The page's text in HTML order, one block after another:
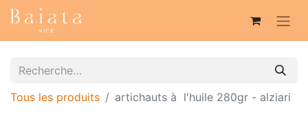
Tous les produits artichauts à l'huile 280gr - alziari